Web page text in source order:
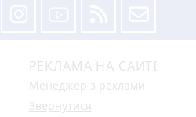
РЕКЛАМА НА САЙТІ
Менеджер з реклами
Звернутися